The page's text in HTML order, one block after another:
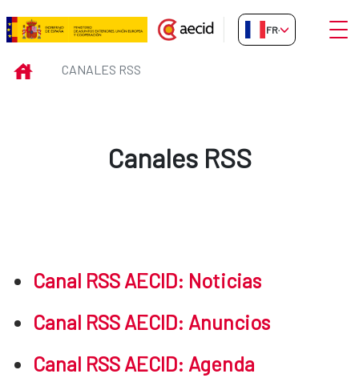
Saut au contenu principal
Canales RSS
FR-FR
INICIOCANALES RSS
Canales RSS
Canal RSS AECID: Noticias
Canal RSS AECID: Anuncios
Canal RSS AECID: Agenda